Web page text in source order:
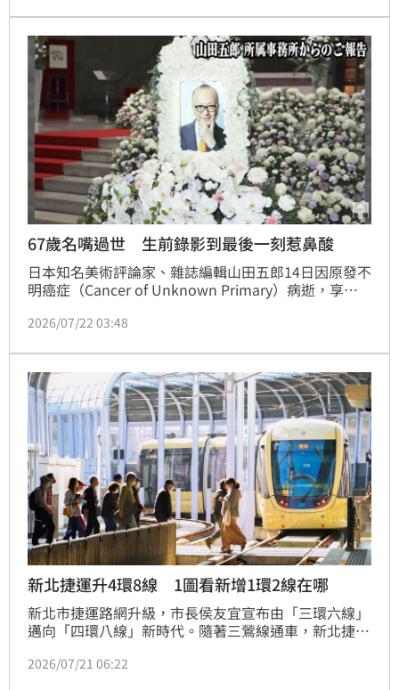
1979年設站以來最高紀錄。
67歲名嘴過世 生前錄影到最後一刻惹鼻酸
日本知名美術評論家、雜誌編輯山田五郎14日因原發不
明癌症（Cancer of Unknown Primary）病逝，享壽
正式證實，事務所也表示，山田五郎直到生命最後仍持
事情。
2026/07/22 03:48
新北捷運升4環8線 1圖看新增1環2線在哪
新北市捷運路網升級，市長侯友宜宣布由「三環六線」
邁向「四環八線」新時代。隨著三鶯線通車，新北捷運
數完工後，總長將達189公里、擁有182座車站，每十
2026/07/21 06:22